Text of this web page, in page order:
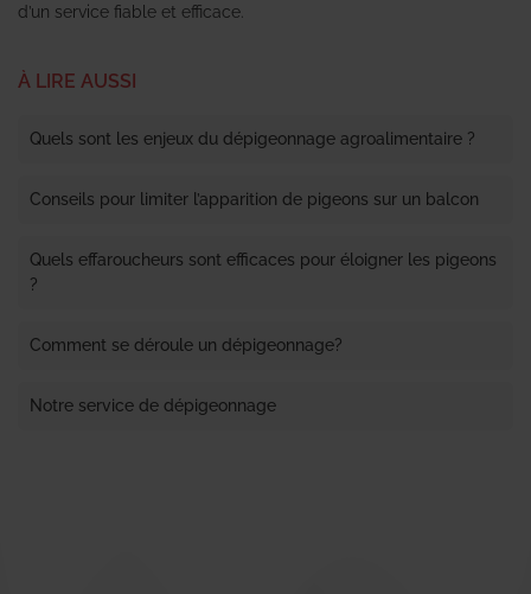
d’un service fiable et efficace.
À LIRE AUSSI
Quels sont les enjeux du dépigeonnage agroalimentaire ?
Conseils pour limiter l’apparition de pigeons sur un balcon
Quels effaroucheurs sont efficaces pour éloigner les pigeons
?
Comment se déroule un dépigeonnage?
Notre service de dépigeonnage